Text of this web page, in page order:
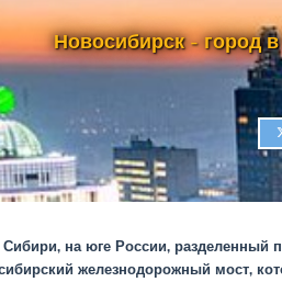
Новосибирск - город
на юге России, разделенный
железнодорожный мост,